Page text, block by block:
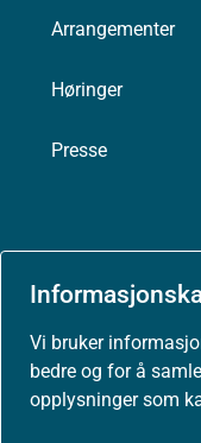
Vi bruker
bedre og for å
opplysninger som
Arrangementer
Høringer
Presse
Om nettstedet